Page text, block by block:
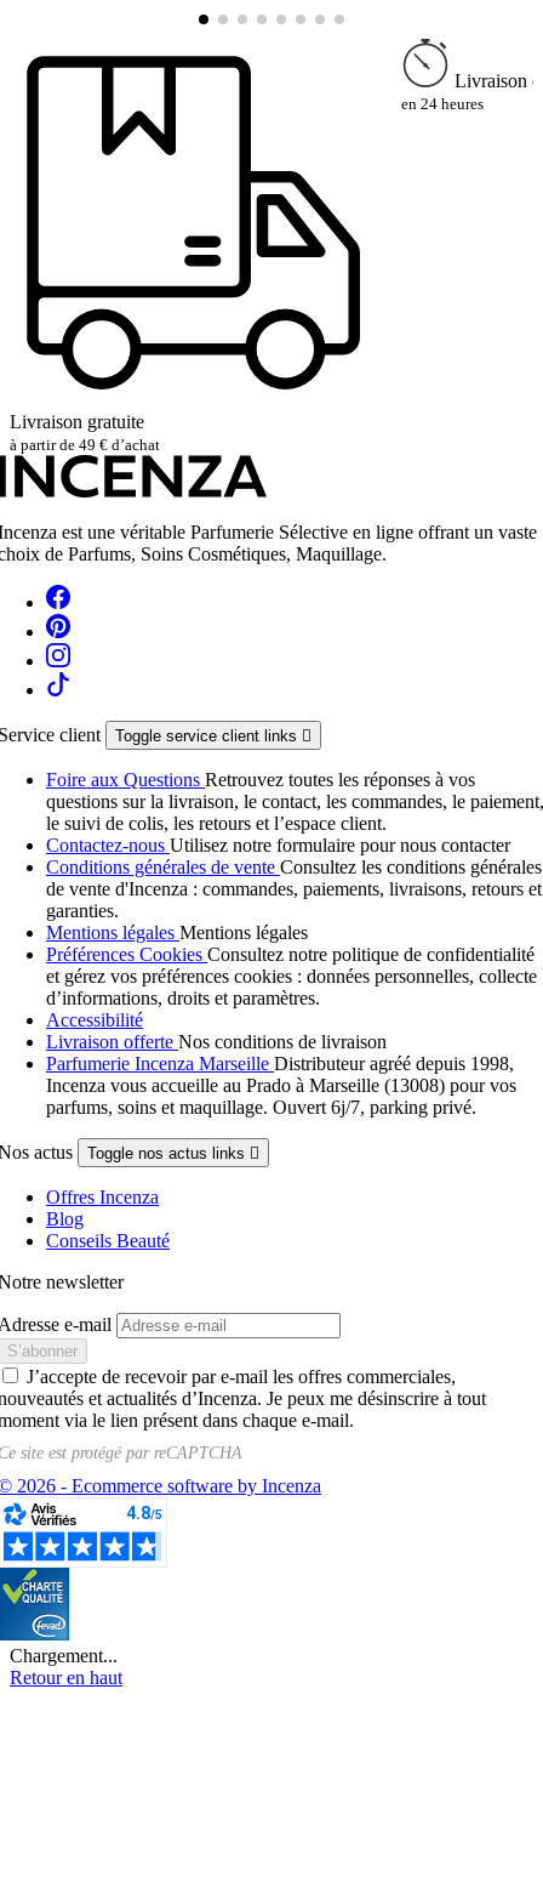
Livraison gratuite
à partir de 49 € d’achat
Livraison
en 24 heures
est une véritable Parfumerie Sélective en ligne offrant un vaste
de Parfums, Soins Cosmétiques, Maquillage.
client Toggle service client links 
Foire aux Questions Retrouvez toutes les réponses à vos
questions sur la livraison, le contact, les commandes, le paiement,
le suivi de colis, les retours et l’espace client.
Contactez-nous Utilisez notre formulaire pour nous contacter
Conditions générales de vente Consultez les conditions générales
de vente d'Incenza : commandes, paiements, livraisons, retours et
garanties.
Mentions légales Mentions légales
Préférences Cookies Consultez notre politique de confidentialité
et gérez vos préférences cookies : données personnelles, collecte
d’informations, droits et paramètres.
Accessibilité
Livraison offerte Nos conditions de livraison
Parfumerie Incenza Marseille Distributeur agréé depuis 1998,
Incenza vous accueille au Prado à Marseille (13008) pour vos
parfums, soins et maquillage. Ouvert 6j/7, parking privé.
actus Toggle nos actus links 
Offres Incenza
Blog
Conseils Beauté
newsletter
e-mail
J’accepte de recevoir par e-mail les offres commerciales,
et actualités d’Incenza. Je peux me désinscrire à tout
via le lien présent dans chaque e-mail.
site est protégé parreCAPTCHA
2026 - Ecommerce software by Incenza
Chargement...
Retour en haut